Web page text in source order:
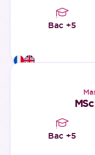
Bac +5
Bac +5